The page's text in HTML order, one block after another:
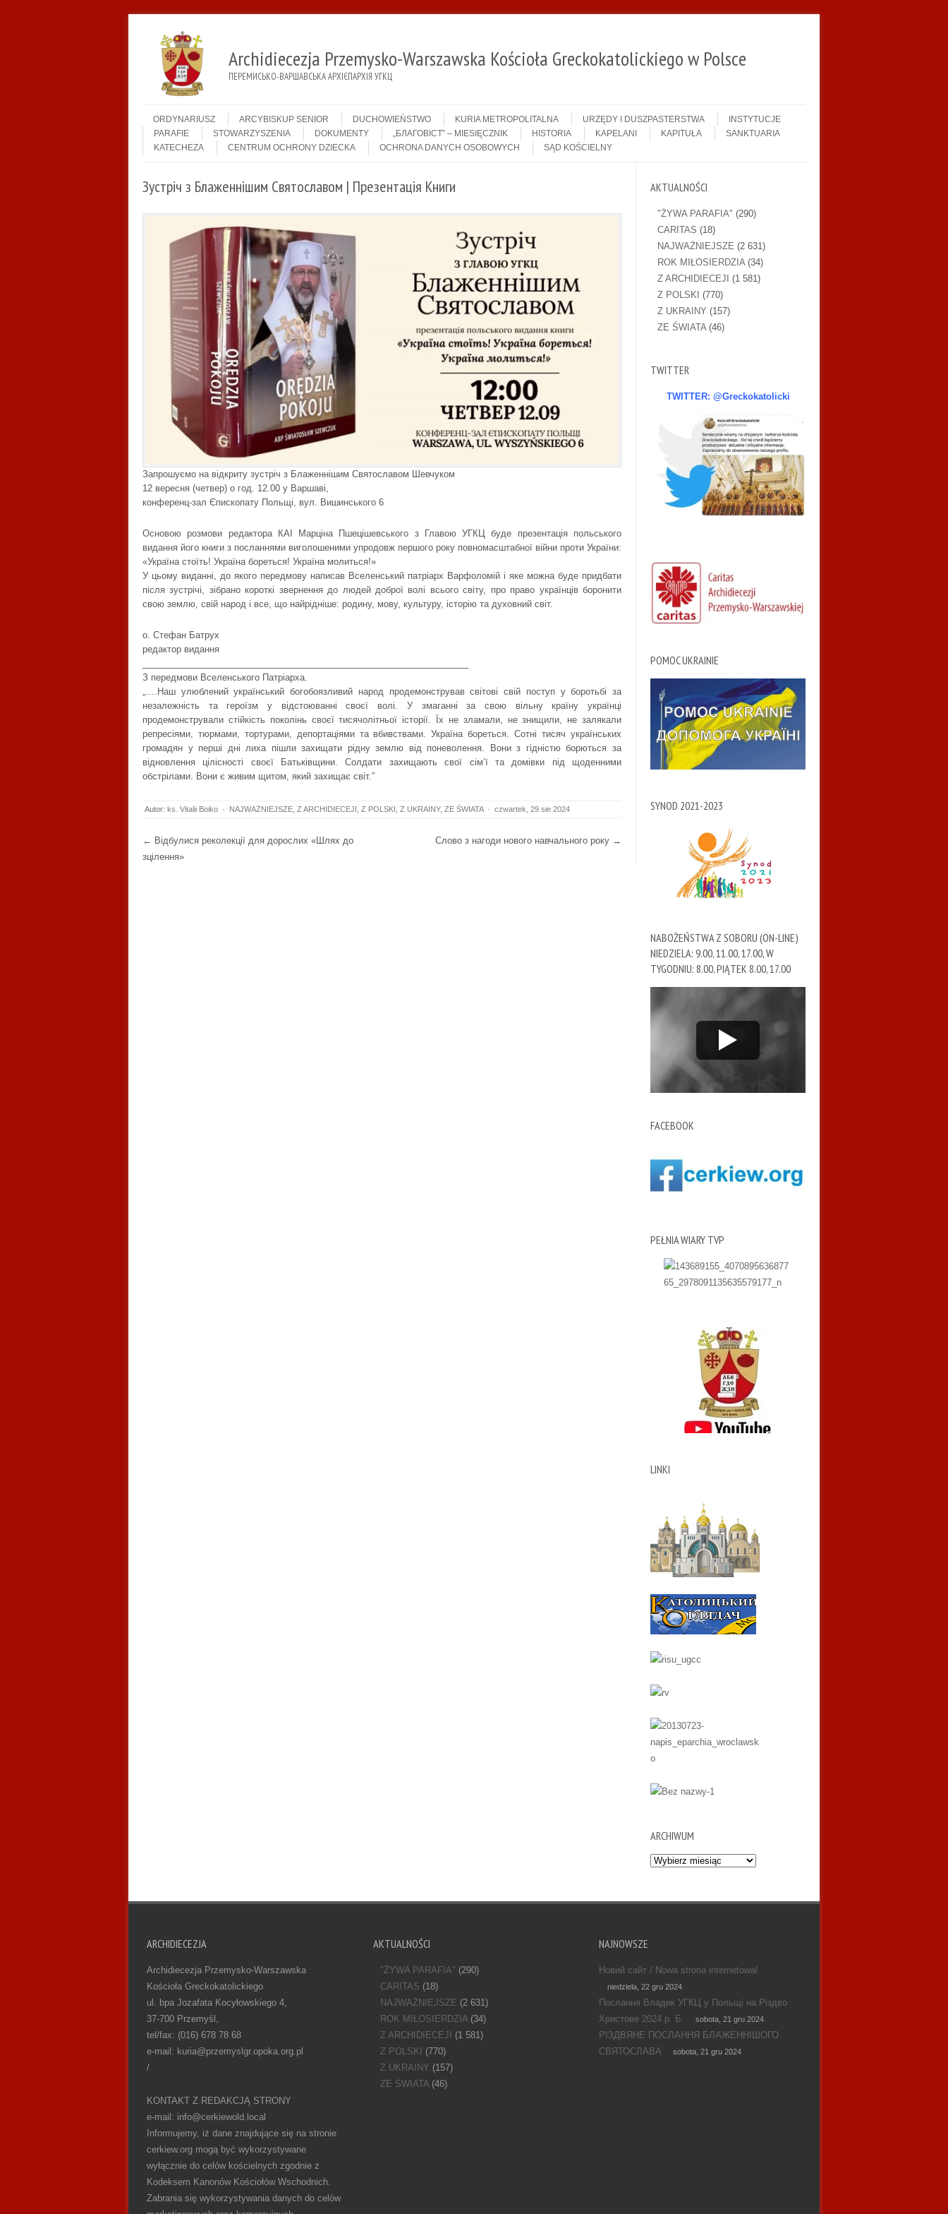
Archidiecezja Przemysko-Warszawska Kościoła Greckokatolickiego w Polsce
ПЕРЕМИСЬКО-ВАРШАВСЬКА АРХІЄПАРХІЯ УГКЦ
Menu
ORDYNARIUSZ
ARCYBISKUP SENIOR DUCHOWIEŃSTWO KURIA METROPOLITALNA URZĘDY I DUSZPASTERSTWA
INSTYTUCJE
PARAFIE
STOWARZYSZENIA DOKUMENTY „БЛАГОВІСТ” – MIESIĘCZNIK HISTORIA KAPELANI KAPITUŁA
SANKTUARIA
KATECHEZA
CENTRUM OCHRONY DZIECKA OCHRONA DANYCH OSOBOWYCH SĄD KOŚCIELNY
Зустріч з Блаженнішим Святославом | Презентація Книги
Запрошуємо на відкриту зустріч з Блаженнішим Святославом Шевчуком
12 вересня (четвер) о год. 12.00 у Варшаві,
конференц-зал Єпископату Польщі, вул. Вишинського 6
Основою розмови редактора КАІ Марціна Пшецішевського з Главою УГКЦ буде презентація польського
видання його книги з посланнями виголошеними упродовж першого року повномасштабної війни проти України:
«Україна стоїть! Україна бореться! Україна молиться!»
У цьому виданні, до якого передмову написав Вселенський патріарх Варфоломій і яке можна буде придбати
після зустрічі, зібрано короткі звернення до людей доброї волі всього світу, про право українців боронити
свою землю, свій народ і все, що найрідніше: родину, мову, культуру, історію та духовний світ.
о. Стефан Батрух
редактор видання
З передмови Вселенського Патріарха.
„….Наш улюблений український богобоязливий народ продемонстрував світові свій поступ у боротьбі за
незалежність та героїзм у відстоюванні своєї волі. У змаганні за свою вільну країну українці
продемонстрували стійкість поколінь своєї тисячолітньої історії. Їх не зламали, не знищили, не залякали
репресіями, тюрмами, тортурами, депортаціями та вбивствами. Україна бореться. Сотні тисяч українських
громадян у перші дні лиха пішли захищати рідну землю від поневолення. Вони з гідністю борються за
відновлення цілісності своєї Батьківщини. Солдати захищають свої сім’ї та домівки під щоденними
обстрілами. Вони є живим щитом, який захищає світ.”
Autor: ks. Vitalii Boiko · NAJWAŻNIEJSZE Z ARCHIDIECEJI Z POLSKI Z UKRAINY, ZE ŚWIATA · czwartek, 29 sie 2024
Post navigation
← Відбулися реколекції для дорослих «Шлях до
зцілення»
Слово з нагоди нового навчального року →
AKTUALNOŚCI
"ŻYWA PARAFIA" (290)
CARITAS (18)
NAJWAŻNIEJSZE (2 631)
ROK MIŁOSIERDZIA(34)
Z ARCHIDIECEJI (1 581)
Z POLSKI (770)
Z UKRAINY (157)
ZE ŚWIATA(46)
TWITTER
TWITTER: @Greckokatolicki
POMOC UKRAINIE
SYNOD 2021-2023
NABOŻEŃSTWA Z SOBORU (ON-LINE)
NIEDZIELA: 9.00, 11.00, 17.00, W
TYGODNIU: 8.00, PIĄTEK 8.00, 17.00
FACEBOOK
PEŁNIA WIARY TVP
LINKI
ARCHIWUM
Archiwum
ARCHIDIECEZJA
Archidiecezja Przemysko-Warszawska
Kościoła Greckokatolickiego
ul. bpa Jozafata Kocyłowskiego 4,
37-700 Przemyśl,
tel/fax: (016) 678 78 68
e-mail: kuria@przemyslgr.opoka.org.pl
/
KONTAKT Z REDAKCJĄ STRONY
e-mail: info@cerkiewold.local
Informujemy, iż dane znajdujące się na stronie
cerkiew.org mogą być wykorzystywane
wyłącznie do celów kościelnych zgodnie z
Kodeksem Kanonów Kościołów Wschodnich.
Zabrania się wykorzystywania danych do celów
AKTUALNOŚCI
"ŻYWA PARAFIA" (290)
CARITAS (18)
NAJWAŻNIEJSZE (2 631)
ROK MIŁOSIERDZIA(34)
Z ARCHIDIECEJI
(1 581)
Z POLSKI
(770)
Z UKRAINY (157)
ZE ŚWIATA(46)
NAJNOWSZE
Новий сайт / Nowa strona internetowa!
niedziela, 22 gru 2024
Послання Владик УГКЦ у Польщі на Різдво
Христове 2024 р. Б.
sobota, 21 gru 2024
РІЗДВЯНЕ ПОСЛАННЯ БЛАЖЕННІШОГО
СВЯТОСЛАВА
sobota, 21 gru 2024